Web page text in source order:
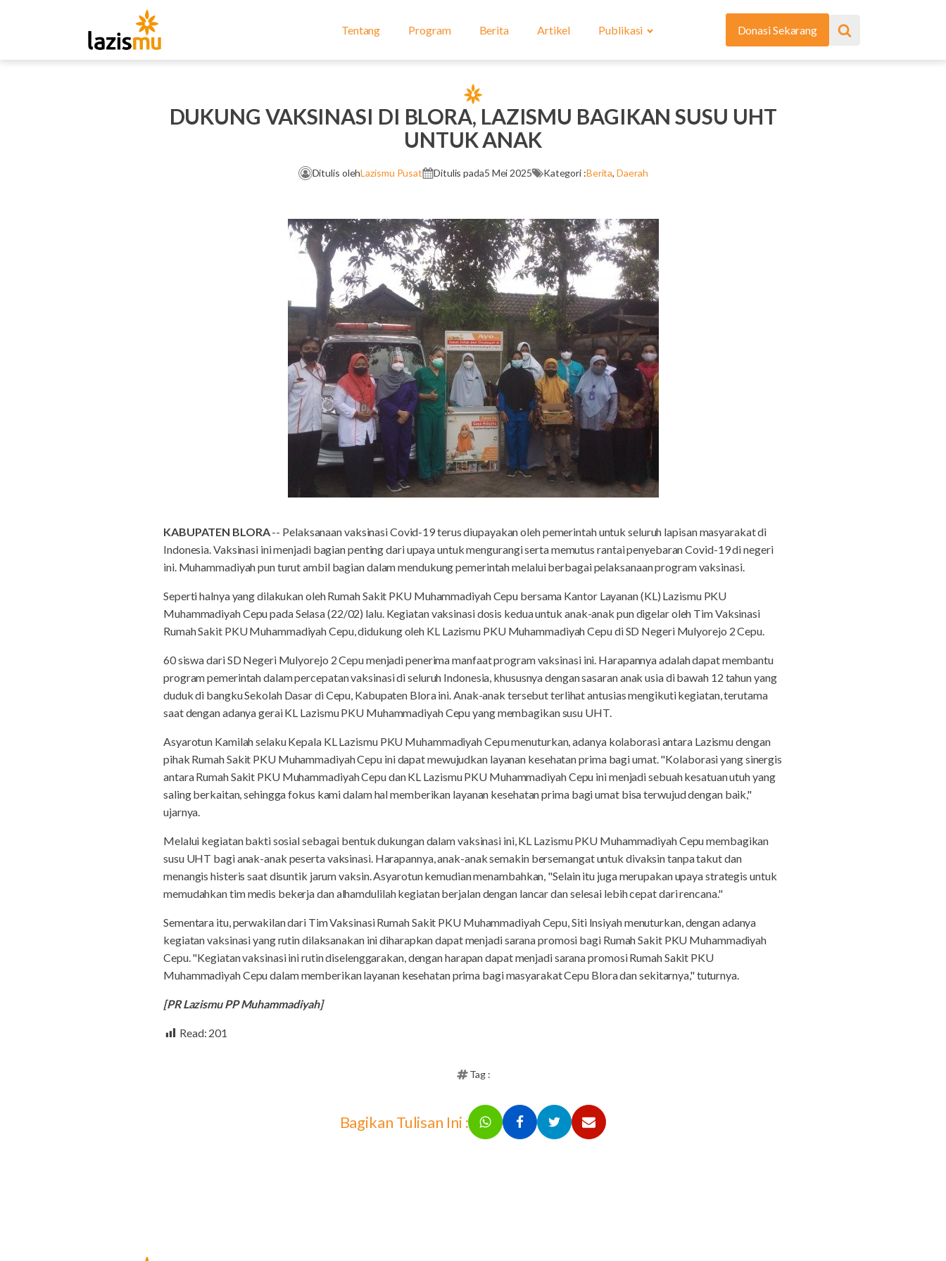
Tentang Program Berita Artikel Publikasi Donasi Sekarang
DUKUNG VAKSINASI DI BLORA, LAZISMU BAGIKAN SUSU UHT
UNTUK ANAK
Ditulis olehLazismu Pusat Ditulis pada5 Mei 2025 Kategori :Berita,Daerah
KABUPATEN BLORA-- Pelaksanaan vaksinasi Covid-19 terus diupayakan oleh pemerintah untuk seluruh lapisan masyarakat di
Indonesia. Vaksinasi ini menjadi bagian penting dari upaya untuk mengurangi serta memutus rantai penyebaran Covid-19 di negeri
ini. Muhammadiyah pun turut ambil bagian dalam mendukung pemerintah melalui berbagai pelaksanaan program vaksinasi.
Seperti halnya yang dilakukan oleh Rumah Sakit PKU Muhammadiyah Cepu bersama Kantor Layanan (KL) Lazismu PKU
Muhammadiyah Cepu pada Selasa (22/02) lalu. Kegiatan vaksinasi dosis kedua untuk anak-anak pun digelar oleh Tim Vaksinasi
Rumah Sakit PKU Muhammadiyah Cepu, didukung oleh KL Lazismu PKU Muhammadiyah Cepu di SD Negeri Mulyorejo 2 Cepu.
60 siswa dari SD Negeri Mulyorejo 2 Cepu menjadi penerima manfaat program vaksinasi ini. Harapannya adalah dapat membantu
program pemerintah dalam percepatan vaksinasi di seluruh Indonesia, khususnya dengan sasaran anak usia di bawah 12 tahun yang
duduk di bangku Sekolah Dasar di Cepu, Kabupaten Blora ini. Anak-anak tersebut terlihat antusias mengikuti kegiatan, terutama
saat dengan adanya gerai KL Lazismu PKU Muhammadiyah Cepu yang membagikan susu UHT.
Asyarotun Kamilah selaku Kepala KL Lazismu PKU Muhammadiyah Cepu menuturkan, adanya kolaborasi antara Lazismu dengan
pihak Rumah Sakit PKU Muhammadiyah Cepu ini dapat mewujudkan layanan kesehatan prima bagi umat. "Kolaborasi yang sinergis
antara Rumah Sakit PKU Muhammadiyah Cepu dan KL Lazismu PKU Muhammadiyah Cepu ini menjadi sebuah kesatuan utuh yang
saling berkaitan, sehingga fokus kami dalam hal memberikan layanan kesehatan prima bagi umat bisa terwujud dengan baik,"
ujarnya.
Melalui kegiatan bakti sosial sebagai bentuk dukungan dalam vaksinasi ini, KL Lazismu PKU Muhammadiyah Cepu membagikan
susu UHT bagi anak-anak peserta vaksinasi. Harapannya, anak-anak semakin bersemangat untuk divaksin tanpa takut dan
menangis histeris saat disuntik jarum vaksin. Asyarotun kemudian menambahkan, "Selain itu juga merupakan upaya strategis untuk
memudahkan tim medis bekerja dan alhamdulilah kegiatan berjalan dengan lancar dan selesai lebih cepat dari rencana."
Sementara itu, perwakilan dari Tim Vaksinasi Rumah Sakit PKU Muhammadiyah Cepu, Siti Insiyah menuturkan, dengan adanya
kegiatan vaksinasi yang rutin dilaksanakan ini diharapkan dapat menjadi sarana promosi bagi Rumah Sakit PKU Muhammadiyah
Cepu. "Kegiatan vaksinasi ini rutin diselenggarakan, dengan harapan dapat menjadi sarana promosi Rumah Sakit PKU
Muhammadiyah Cepu dalam memberikan layanan kesehatan prima bagi masyarakat Cepu Blora dan sekitarnya," tuturnya.
[PR Lazismu PP Muhammadiyah]
Read: 201
Tag :
Bagikan Tulisan Ini :